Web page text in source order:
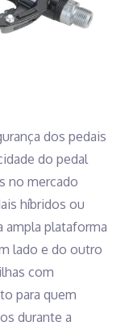
dos pedais
do pedal
no mercado
híbridos ou
plataforma
lado e do outro
com
para quem
durante a